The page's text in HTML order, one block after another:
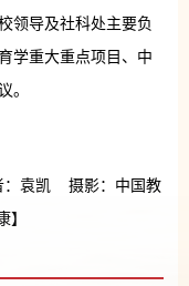
领导及社科处主要负
学重大重点项目、中
。
：袁凯 摄影：中国教